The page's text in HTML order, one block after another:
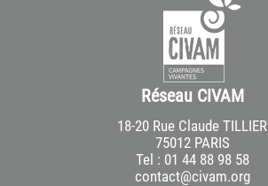
Réseau CIVAM
18-20 Rue Claude TILLIER
75012 PARIS
Tel : 01 44 88 98 58
contact@civam.org